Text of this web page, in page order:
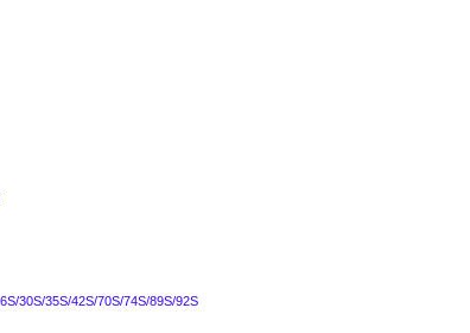
30S/35S/42S/70S/74S/89S/92S